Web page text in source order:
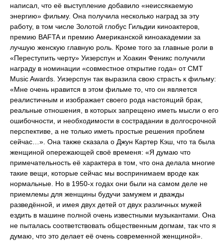
написал, что её выступление добавило «неиссякаемую
энергию» фильму. Она получила несколько наград за эту
работу, в том числе Золотой глобус Гильдии киноактеров,
премию BAFTA и премию Американской киноакадемии за
лучшую женскую главную роль. Кроме того за главные роли в
«Переступить черту» Уизерспун и Хоакин Феникс получили
награду в номинации «совместное открытие года» от CMT
Music Awards. Уизерспун так выразила свою страсть к фильму:
«Мне очень нравится в этом фильме то, что он является
реалистичным и изображает своего рода настоящий брак,
реальные отношения, в которых запрещено иметь мысли о его
ошибочности, и необходимости в сострадании в долгосрочной
перспективе, а не только иметь простые решения проблем
сейчас…». Она также сказала о Джун Картер Кэш, что та была
женщиной опережающей своё временя: «Я думаю что
примечательность её характера в том, что она делала многие
такие вещи, которые сейчас мы воспринимаем вроде как
нормальные. Но в 1950-х годах они были на самом деле не
приемлемы для женщины будучи замужем и дважды
разведённой, и имея двух детей от двух различных мужей
ездить в машине полной очень известными музыкантами. Она
не пыталась соответствовать общественным догмам, так что я
думаю, что это делает её очень современной женщиной».